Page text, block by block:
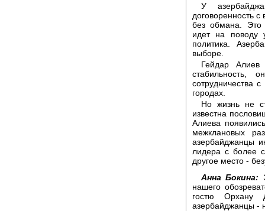
У
договоренность
без обмана. Это
идет на поводу
политика.
выборе.
Гейдар
стабильность,
сотрудничества
городах.
Но жизнь не
известна
Алиева
межклановых
азербайджанцы
лидера с более
другое место -
Анна Бокина:
нашего
гостю
азербайджанцы -